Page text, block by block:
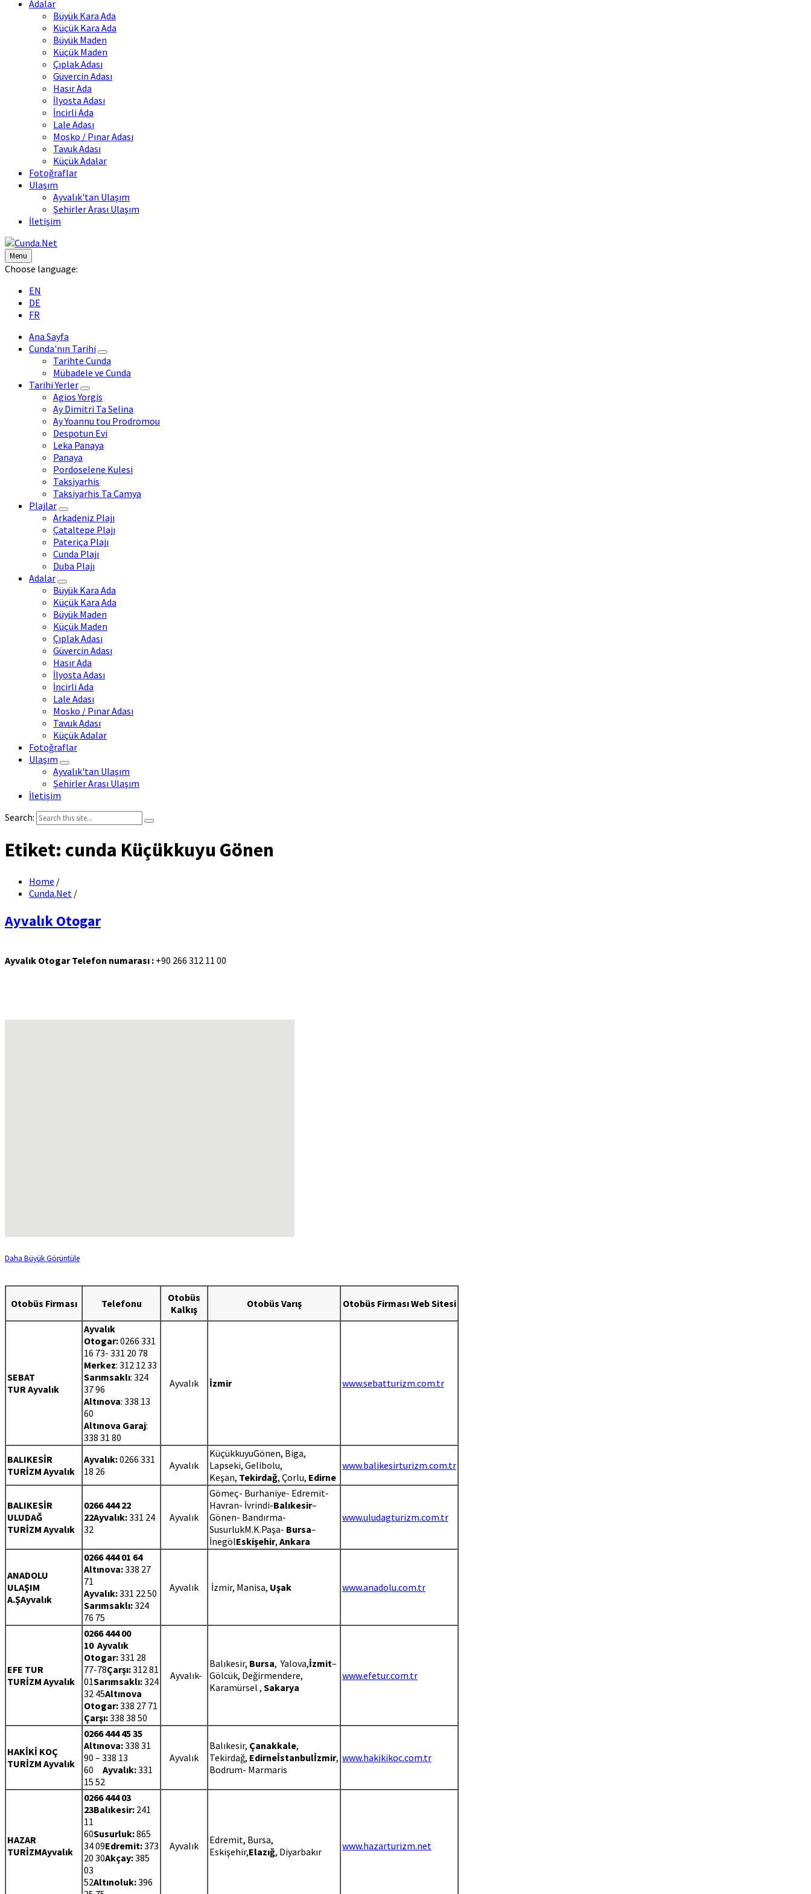
Adalar
Büyük Kara Ada
Küçük Kara Ada
Büyük Maden
Küçük Maden
Çıplak Adası
Güvercin Adası
Hasır Ada
İlyosta Adası
İncirli Ada
Lale Adası
Mosko / Pınar Adası
Tavuk Adası
Küçük Adalar
Fotoğraflar
Ulaşım
Ayvalık'tan Ulaşım
Şehirler Arası Ulaşım
İletişim
Menu
Choose language:
EN
DE
FR
Ana Sayfa
Cunda'nın Tarihi
Tarihte Cunda
Mübadele ve Cunda
Tarihi Yerler
Agios Yorgis
Ay Dimitri Ta Selina
Ay Yoannu tou Prodromou
Despotun Evi
Leka Panaya
Panaya
Pordoselene Kulesi
Taksiyarhis
Taksiyarhis Ta Camya
Plajlar
Arkadeniz Plajı
Çataltepe Plajı
Pateriça Plajı
Cunda Plajı
Duba Plajı
Adalar
Büyük Kara Ada
Küçük Kara Ada
Büyük Maden
Küçük Maden
Çıplak Adası
Güvercin Adası
Hasır Ada
İlyosta Adası
İncirli Ada
Lale Adası
Mosko / Pınar Adası
Tavuk Adası
Küçük Adalar
Fotoğraflar
Ulaşım
Ayvalık'tan Ulaşım
Şehirler Arası Ulaşım
İletişim
Search:
Etiket: cunda Küçükkuyu Gönen
Home /
Cunda.Net /
Ayvalık Otogar
Ayvalık Otogar Telefon numarası : +90 266 312 11 00
Daha Büyük Görüntüle
Otobüs Firması Telefonu
Otobüs
Kalkış
Otobüs Varış Otobüs Firması Web Sitesi
SEBAT
TUR Ayvalık
Ayvalık
Otogar:0266 331
16 73- 331 20 78
Merkez: 312 12 33
Sarımsaklı: 324
37 96
Altınova: 338 13
60
Altınova Garaj:
338 31 80
Ayvalık İzmir www.sebatturizm.com.tr
BALIKESİR
TURİZM Ayvalık
Ayvalık:0266 331
18 26
Ayvalık
KüçükkuyuGönen, Biga,
Lapseki, Gelibolu,
Keşan, Tekirdağ, Çorlu, Edirne
www.balikesirturizm.com.tr
BALIKESİR
ULUDAĞ
TURİZM Ayvalık
0266 444 22
22Ayvalık:331 24
32
Ayvalık
Gömeç- Burhaniye- Edremit-
Havran- İvrindi-Balıkesir–
Gönen- Bandırma-
SusurlukM.K.Paşa- Bursa–
İnegölEskişehir, Ankara
www.uludagturizm.com.tr
ANADOLU
ULAŞIM
A.ŞAyvalık
0266 444 01 64
Altınova:338 27
71
Ayvalık:331 22 50
Sarımsaklı:324
76 75
Ayvalık İzmir, Manisa, Uşak www.anadolu.com.tr
EFE TUR
TURİZM Ayvalık
0266 444 00
10 Ayvalık
Otogar:331 28
77-78Çarşı:312 81
01Sarımsaklı:324
32 45Altınova
Otogar:338 27 71
Çarşı:338 38 50
Ayvalık-
Balıkesir, Bursa, Yalova,İzmit–
Gölcük, Değirmendere,
Karamürsel , Sakarya
www.efetur.com.tr
HAKİKİ KOÇ
TURİZM Ayvalık
0266 444 45 35
Altınova:338 31
90 – 338 13
60
Ayvalık:331
15 52
Ayvalık
Balıkesir, Çanakkale,
Tekirdağ, Edirneİstanbulİzmir,
Bodrum- Marmaris
www.hakikikoc.com.tr
HAZAR
TURİZMAyvalık
0266 444 03
23Balıkesir: 241
11
60Susurluk:865
34 09Edremit:373
20 30Akçay:385
03
52Altınoluk:396
Ayvalık
Edremit, Bursa,
Eskişehir,Elazığ, Diyarbakır www.hazarturizm.net